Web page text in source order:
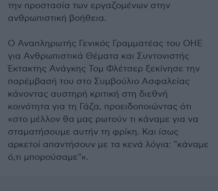
την προστασία των εργαζομένων στην
ανθρωπιστική βοήθεια.
Ο Αναπληρωτής Γενικός Γραμματέας του ΟΗΕ
για Ανθρωπιστικά Θέματα και Συντονιστής
Έκτακτης Ανάγκης Τομ Φλέτσερ ξεκίνησε την
παρέμβασή του στο Συμβούλιο Ασφαλείας
κάνοντας αυστηρή κριτική στη διεθνή
κοινότητα για τη Γάζα, προειδοποιώντας ότι
«στο μέλλον θα μας ρωτούν τι κάναμε για να
σταματήσουμε αυτήν τη φρίκη. Και ίσως
αρκετοί απαντήσουν με τα κενά λόγια: "κάναμε
ό,τι μπορούσαμε"».